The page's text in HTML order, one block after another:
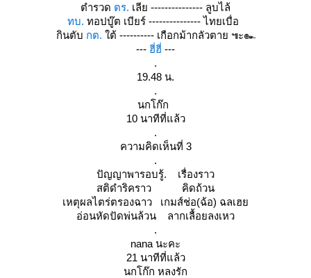
ตำรวด ตร. เลีย --------------- ลูบไล้
ทบ. ทอปบู๊ต เบียร์ --------------- ไทยเบื่อ
กินตับ กต. ต้ ---------- เกือกม้ากลัวตาย ๚ะ๛
--- ฮี่ฮี่ ---
.
19.48 น.
.
นกโก๊ก
10 นาทีที่แล้ว
.
ความคิดเห็นที่ 3
.
ปัญญาพารอบรู้. เรื่องราว
สติดำริคราว คิดถ้วน
เหตุผลไตร่ตรองฉาว เกมส์ช่อ(ฉ้อ) ฉลเฮ
อ่อนหัดปัดพ่นล้วน ลากเลื้อยลงเหว
.
nana นะคะ
21 นาทีที่แล้ว
นกโก๊ก หลงรัก